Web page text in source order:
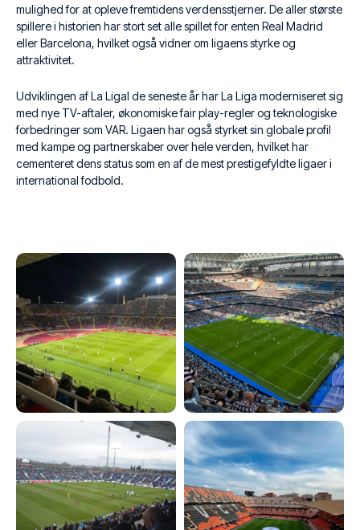
mulighed for at opleve fremtidens verdensstjerner. De aller største
spillere i historien har stort set alle spillet for enten Real Madrid
eller Barcelona, hvilket også vidner om ligaens styrke og
attraktivitet.
Udviklingen af La LigaI de seneste år har La Liga moderniseret sig
med nye TV-aftaler, økonomiske fair play-regler og teknologiske
forbedringer som VAR. Ligaen har også styrket sin globale profil
med kampe og partnerskaber over hele verden, hvilket har
cementeret dens status som en af de mest prestigefyldte ligaer i
international fodbold.